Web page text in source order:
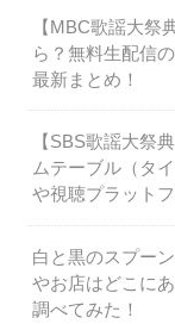
【MBC歌謡大祭
ら？無料生配信
最新まとめ！
【SBS歌謡大祭
ムテーブル（タ
や視聴プラット
白と黒のスプー
やお店はどこに
調べてみた！